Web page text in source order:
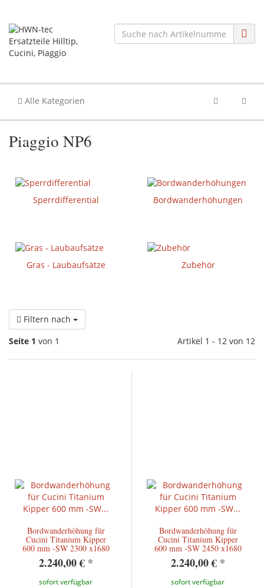
Alle Kategorien
Piaggio NP6
Sperrdifferential Bordwanderhöhungen
Gras - Laubaufsätze Zubehör
Filtern nach
Seite 1 von 1 Artikel 1 - 12 von 12
Bordwanderhöhung für
Cucini Titanium Kipper
600 mm -SW 2300 x1680
2.240,00 € *
sofort verfügbar
Bordwanderhöhung für
Cucini Titanium Kipper
600 mm -SW 2450 x1680
2.240,00 € *
sofort verfügbar